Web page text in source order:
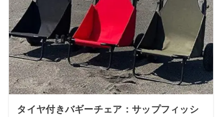
タイヤ付きバギーチェア：サップフィッシ